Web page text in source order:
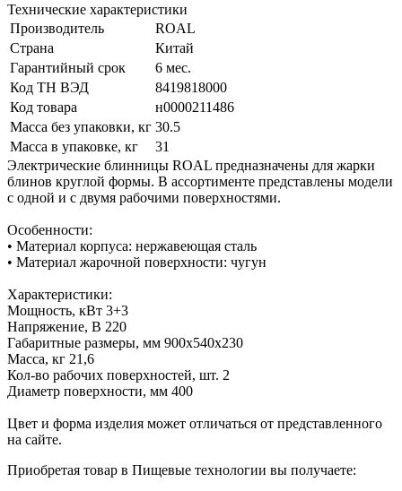
Технические характеристики
Производитель
ROAL
Страна
Китай
Гарантийный срок
6 мес.
Код ТН ВЭД
8419818000
Код товара
н0000211486
Масса без упаковки, кг 30.5
Масса в упаковке, кг
31
Электрические блинницы ROAL предназначены для жарки
блинов круглой формы. В ассортименте представлены модели
с одной и с двумя рабочими поверхностями.
Особенности:
• Материал корпуса: нержавеющая сталь
• Материал жарочной поверхности: чугун
Характеристики:
Мощность, кВт 3+3
Напряжение, В 220
Габаритные размеры, мм 900х540х230
Масса, кг 21,6
Кол-во рабочих поверхностей, шт. 2
Диаметр поверхности, мм 400
Цвет и форма изделия может отличаться от представленного
на сайте.
Приобретая товар в Пищевые технологии вы получаете: